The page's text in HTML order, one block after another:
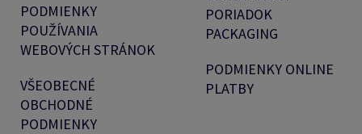
PODMIENKY
POUŽÍVANIA
WEBOVÝCH STRÁNOK
VŠEOBECNÉ
OBCHODNÉ
PODMIENKY
PORIADOK
PACKAGING
PODMIENKY ONLINE
PLATBY